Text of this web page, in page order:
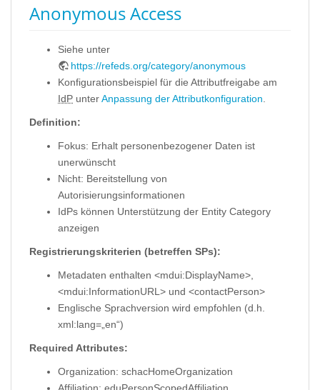
Anonymous Access
Siehe unter
https://refeds.org/category/anonymous
Konfigurationsbeispiel für die Attributfreigabe am
IdP unterAnpassung der Attributkonfiguration
Definition:
Fokus: Erhalt personenbezogener Daten ist
unerwünscht
Nicht: Bereitstellung von
Autorisierungsinformationen
IdPs können Unterstützung der Entity Category
anzeigen
Registrierungskriterien (betreffen SPs):
Metadaten enthalten <mdui:DisplayName>,
<mdui:InformationURL> und <contactPerson>
Englische Sprachversion wird empfohlen (d.h.
xml:lang=„en“)
Required Attributes:
Organization: schacHomeOrganization
Affiliation: eduPersonScopedAffiliation